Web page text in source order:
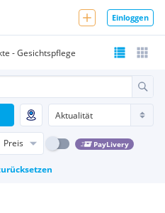
Einloggen
- Gesichtspflege
Preis PayLivery